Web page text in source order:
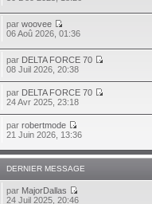
parwoovee
06 Aoû 2026, 01:36
par DELTA FORCE 70
08 Juil 2026, 20:38
par DELTA FORCE 70
24 Avr 2025, 23:18
parrobertmode
21 Juin 2026, 13:36
DERNIER MESSAGE
par MajorDallas
24 Juil 2025, 20:46